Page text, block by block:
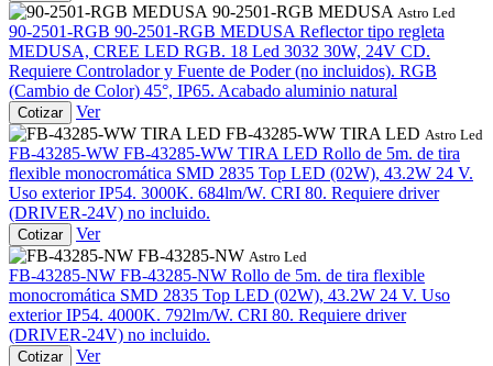
90-2501-RGB MEDUSA Astro Led
90-2501-RGB 90-2501-RGB MEDUSA Reflector tipo regleta
MEDUSA, CREE LED RGB. 18 Led 3032 30W, 24V CD.
Requiere Controlador y Fuente de Poder (no incluidos). RGB
(Cambio de Color) 45°, IP65. Acabado aluminio natural
Cotizar
Ver
FB-43285-WW TIRA LED Astro Led
FB-43285-WW FB-43285-WW TIRA LED Rollo de 5m. de tira
flexible monocromática SMD 2835 Top LED (02W), 43.2W 24 V.
Uso exterior IP54. 3000K. 684lm/W. CRI 80. Requiere driver
(DRIVER-24V) no incluido.
Cotizar
Ver
FB-43285-NW Astro Led
FB-43285-NW FB-43285-NW Rollo de 5m. de tira flexible
monocromática SMD 2835 Top LED (02W), 43.2W 24 V. Uso
exterior IP54. 4000K. 792lm/W. CRI 80. Requiere driver
(DRIVER-24V) no incluido.
Cotizar
Ver